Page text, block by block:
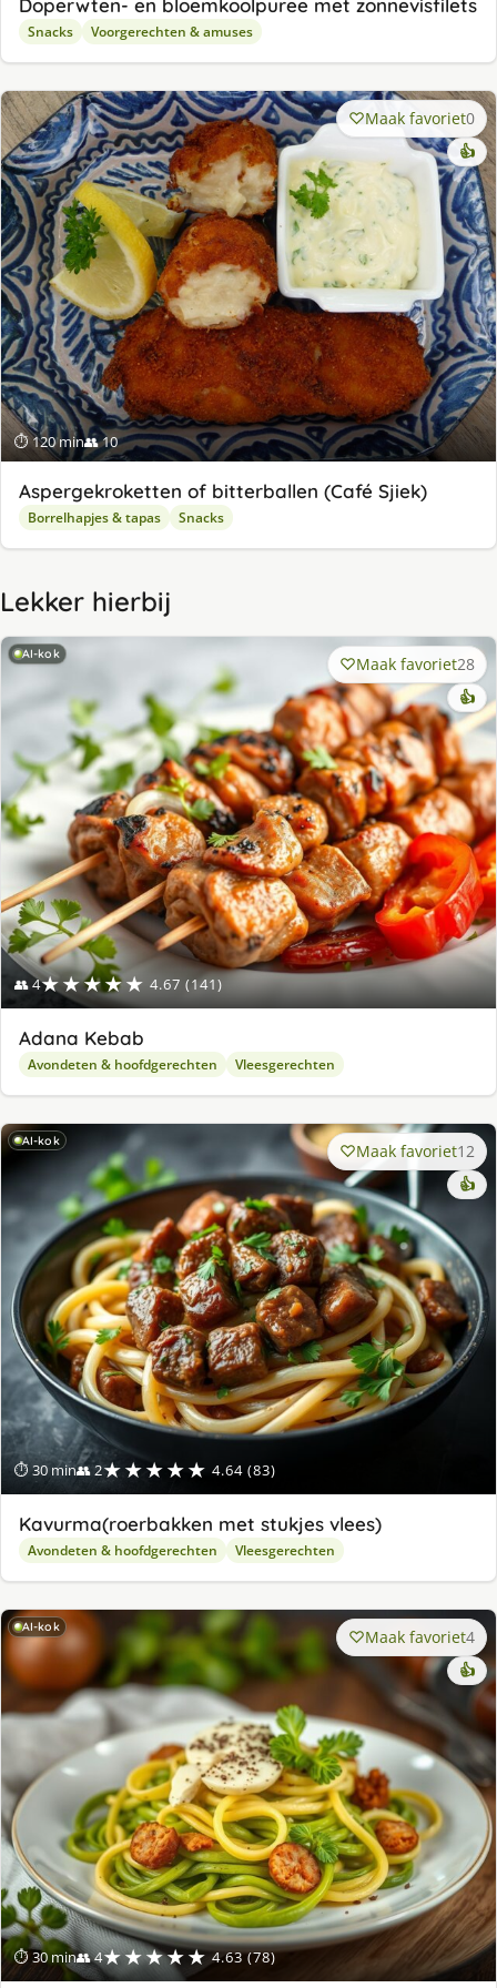
Snacks Voorgerechten & amuses
⏱ 120 min👥 10
Maak favoriet0
👍
Aspergekroketten of bitterballen (Café Sjiek)
Borrelhapjes & tapas Snacks
Lekker hierbij
AI-kok
👥 4★★★★★ 4.67 (141)
Maak favoriet28
👍
Adana Kebab
Avondeten & hoofdgerechten Vleesgerechten
AI-kok
⏱ 30 min👥 2★★★★★ 4.64 (83)
Maak favoriet12
👍
Kavurma(roerbakken met stukjes vlees)
Avondeten & hoofdgerechten Vleesgerechten
AI-kok
⏱ 30 min👥 4★★★★★ 4.63 (78)
Maak favoriet4
👍